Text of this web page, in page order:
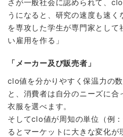
さが一般社会に認められて、
うになると、研究の速度も速
を専攻した学生が専門家として
い雇用を作る」
「メーカー及び販売者」
clo値を分かりやすく保温力の
と、消費者は自分のニーズに合
衣服を選べます。
そしてclo値が周知の単位（例
るとマーケットに大きな変化が